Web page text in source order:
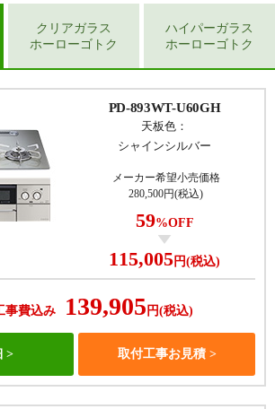
PD-893WT-U60GH
天板色：
シャインシルバー
メーカー希望小売価格
280,500円(税込)
59%OFF
115,005 円(税込)
事費込み 139,905 円(税込)
取付工事お見積
クリアガラス
ホーローゴトク
ハイパーガラス
ホーローゴトク